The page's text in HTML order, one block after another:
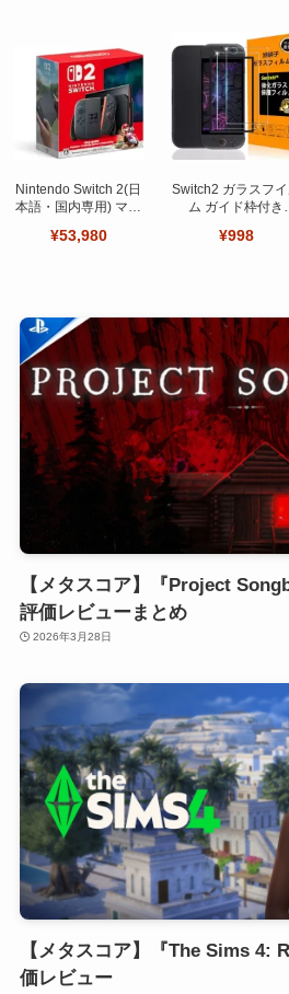
Nintendo Switch 2(日
本語・国内専用) マリ
ット
¥53,980
Switch2 ガラスフ
ム ガイド枠付き
ット 日本旭硝子製-
¥998
【メタスコア】『Project
評価レビューまとめ
2026年3月28日
【メタスコア】『The Sims 4:
価レビュー